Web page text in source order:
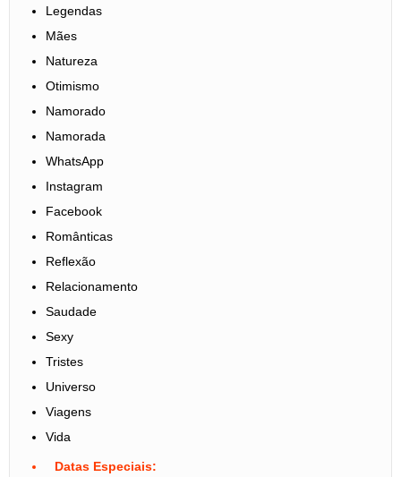
Legendas
Mães
Natureza
Otimismo
Namorado
Namorada
WhatsApp
Instagram
Facebook
Românticas
Reflexão
Relacionamento
Saudade
Sexy
Tristes
Universo
Viagens
Vida
Datas Especiais: